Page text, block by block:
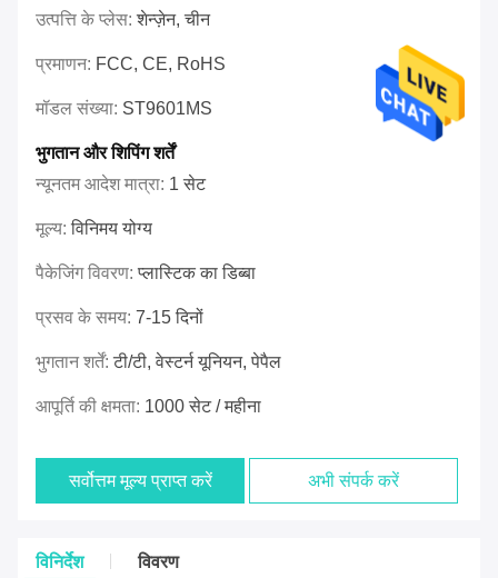
उत्पत्ति के प्लेस:शेन्ज़ेन, चीन
प्रमाणन: FCC, CE, RoHS
मॉडल संख्या: ST9601MS
भुगतान और शिपिंग शर्तें
न्यूनतम आदेश मात्रा: 1 सेट
मूल्य:विनिमय योग्य
पैकेजिंग विवरण:प्लास्टिक का डिब्बा
प्रसव के समय: 7-15 दिनों
भुगतान शर्तें:टी/टी, वेस्टर्न यूनियन, पेपैल
आपूर्ति की क्षमता: 1000 सेट / महीना
सर्वोत्तम मूल्य प्राप्त करें अभी संपर्क करें
विनिर्देश विवरण